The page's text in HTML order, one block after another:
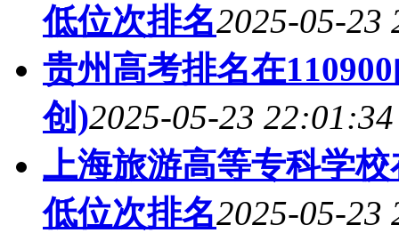
低位次排名2025-05-23
贵州高考排名在
创)2025-05-23 22:01:34
上海旅游高等专科学
低位次排名2025-05-23